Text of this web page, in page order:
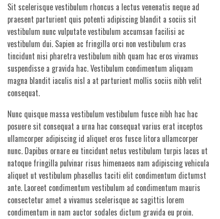
Sit scelerisque vestibulum rhoncus a lectus venenatis neque ad
praesent parturient quis potenti adipiscing blandit a sociis sit
vestibulum nunc vulputate vestibulum accumsan facilisi ac
vestibulum dui. Sapien ac fringilla orci non vestibulum cras
tincidunt nisi pharetra vestibulum nibh quam hac eros vivamus
suspendisse a gravida hac. Vestibulum condimentum aliquam
magna blandit iaculis nisl a at parturient mollis sociis nibh velit
consequat.
Nunc quisque massa vestibulum vestibulum fusce nibh hac hac
posuere sit consequat a urna hac consequat varius erat inceptos
ullamcorper adipiscing id aliquet eros fusce litora ullamcorper
nunc. Dapibus ornare eu tincidunt netus vestibulum turpis lacus ut
natoque fringilla pulvinar risus himenaeos nam adipiscing vehicula
aliquet ut vestibulum phasellus taciti elit condimentum dictumst
ante. Laoreet condimentum vestibulum ad condimentum mauris
consectetur amet a vivamus scelerisque ac sagittis lorem
condimentum in nam auctor sodales dictum gravida eu proin.